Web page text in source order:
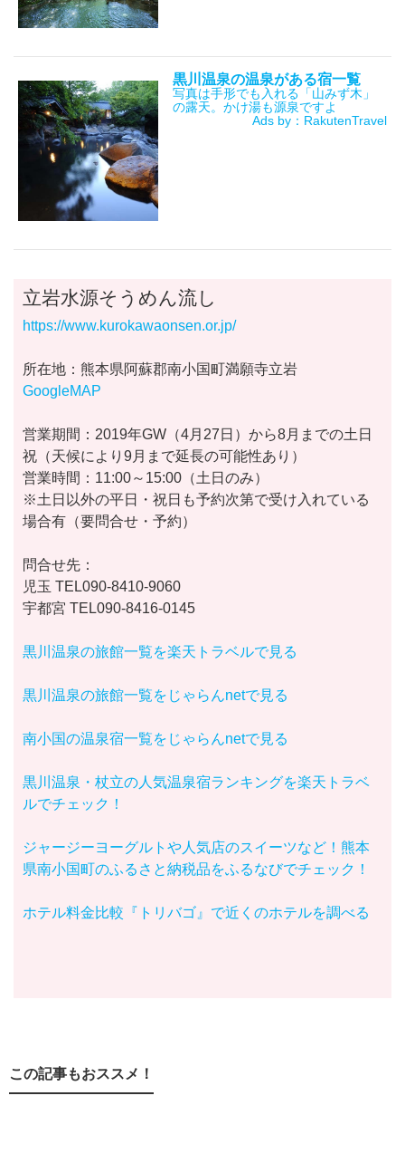
黒川温泉の温泉がある宿一覧
写真は手形でも入れる「山みず木」
の露天。かけ湯も源泉ですよ
Ads by：RakutenTravel
立岩水源そうめん流し
https://www.kurokawaonsen.or.jp/
所在地：熊本県阿蘇郡南小国町満願寺立岩
GoogleMAP
営業期間：2019年GW（4月27日）から8月までの土日
祝（天候により9月まで延長の可能性あり）
営業時間：11:00～15:00（土日のみ）
※土日以外の平日・祝日も予約次第で受け入れている
場合有（要問合せ・予約）
問合せ先：
児玉 TEL090-8410-9060
宇都宮 TEL090-8416-0145
黒川温泉の旅館一覧を楽天トラベルで見る
黒川温泉の旅館一覧をじゃらんnetで見る
南小国の温泉宿一覧をじゃらんnetで見る
黒川温泉・杖立の人気温泉宿ランキングを楽天トラベ
ルでチェック！
ジャージーヨーグルトや人気店のスイーツなど！熊本
県南小国町のふるさと納税品をふるなびでチェック！
ホテル料金比較『トリバゴ』で近くのホテルを調べる
この記事もおススメ！